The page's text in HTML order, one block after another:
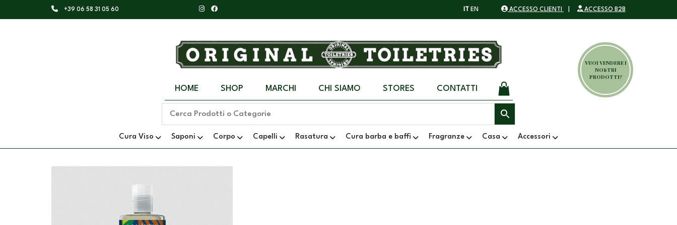
+39 06 58 31 05 60 IT EN ACCESSO CLIENTI ACCESSO B2B
HOME SHOP MARCHI CHI SIAMO STORES CONTATTI
Cura Viso Saponi Corpo Capelli Rasatura Cura barba e baffi Fragranze Casa Accessori
VUOI VENDERE I
NOSTRI
PRODOTTI?